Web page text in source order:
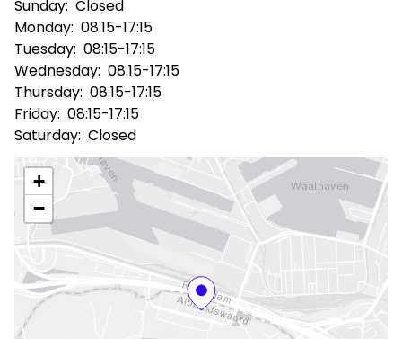
Sunday: Closed
Monday: 08:15-17:15
Tuesday: 08:15-17:15
Wednesday: 08:15-17:15
Thursday: 08:15-17:15
Friday: 08:15-17:15
Saturday: Closed
+
−